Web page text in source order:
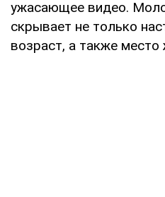
ужасающее видео.
скрывает не только
возраст, а также место